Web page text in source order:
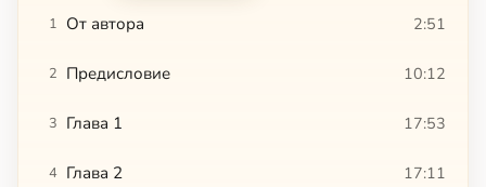
1 От автора 2:51
2 Предисловие 10:12
3 Глава 1 17:53
4 Глава 2 17:11